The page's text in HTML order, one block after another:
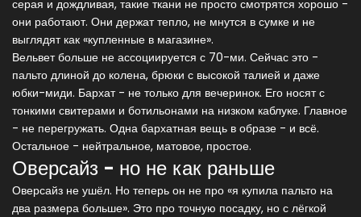
серая и дождливая, такие ткани не просто смотрятся хорошо -
они работают. Они держат тепло, не мнутся в сумке и не
выглядят как «купленные в магазине».
Вельвет больше не ассоциируется с 70-ми. Сейчас это -
пальто длиной до колена, брюки с высокой талией и даже
юбки-миди. Бархат - не только для вечеринок. Его носят с
тонкими свитерами и ботильонами на низком каблуке. Главное
- не перегружать. Одна бархатная вещь в образе - и всё.
Остальное - нейтральное, матовое, простое.
Оверсайз - но не как раньше
Оверсайз не ушёл. Но теперь он не про «я купила пальто на
два размера больше». Это про точную посадку, но с лёгкой